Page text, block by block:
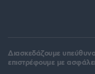
Διασκεδάζουμε
επιστρέφουμε με